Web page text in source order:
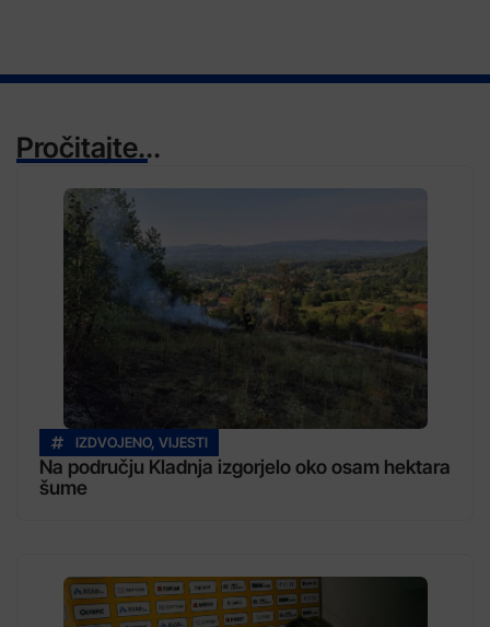
Pročitajte...
IZDVOJENO, VIJESTI
Na području Kladnja izgorjelo oko osam hektara
šume